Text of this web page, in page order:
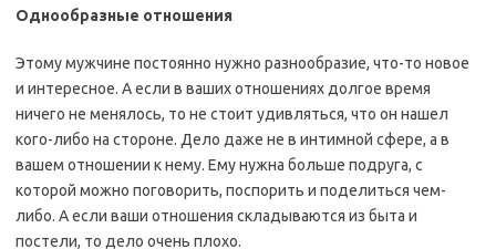
Однообразные отношения
Этому мужчине постоянно нужно разнообразие, что-то новое
и интересное. А если в ваших отношениях долгое время
ничего не менялось, то не стоит удивляться, что он нашел
кого-либо на стороне. Дело даже не в интимной сфере, а в
вашем отношении к нему. Ему нужна больше подруга, с
которой можно поговорить, поспорить и поделиться чем-
либо. А если ваши отношения складываются из быта и
постели, то дело очень плохо.